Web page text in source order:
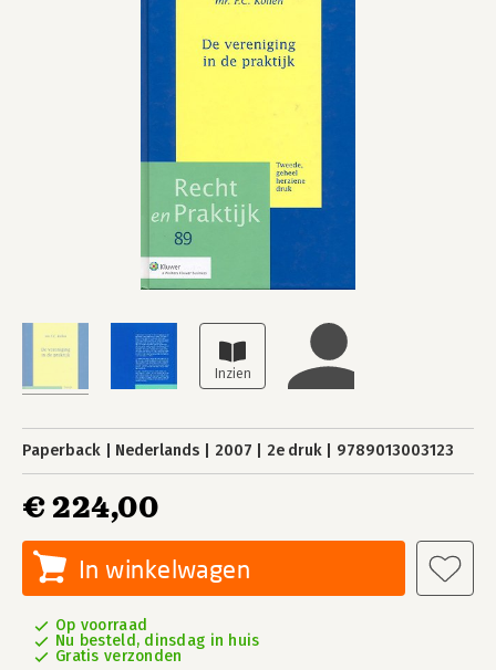
Paperback Nederlands 2007 2e druk 9789013003123
€ 224,00
In winkelwagen
Op voorraad
Nu besteld, dinsdag in huis
Gratis verzonden